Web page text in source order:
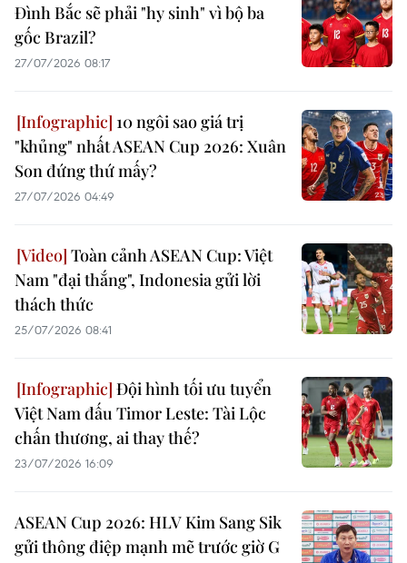
Đình Bắc sẽ phải "hy sinh" vì bộ ba
gốc Brazil?
27/07/2026 08:17
10 ngôi sao giá trị
"khủng" nhất ASEAN Cup 2026: Xuân
Son đứng thứ mấy?
27/07/2026 04:49
Toàn cảnh ASEAN Cup: Việt
Nam "đại thắng", Indonesia gửi lời
thách thức
25/07/2026 08:41
Đội hình tối ưu tuyển
Việt Nam đấu Timor Leste: Tài Lộc
chấn thương, ai thay thế?
23/07/2026 16:09
ASEAN Cup 2026: HLV Kim Sang Sik
gửi thông điệp mạnh mẽ trước giờ G